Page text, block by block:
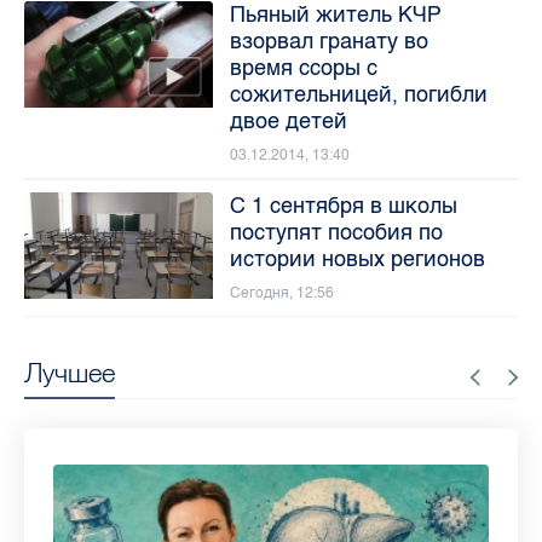
Лучшее
Пьяный житель КЧР
взорвал гранату во
время ссоры с
сожительницей, погибли
двое детей
03.12.2014, 13:40
С 1 сентября в школы
поступят пособия по
истории новых регионов
Сегодня, 12:56